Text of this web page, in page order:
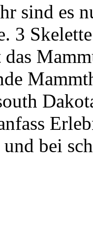
sind es
3
das
bei